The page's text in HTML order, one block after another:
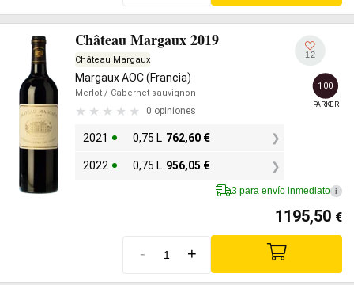
Château Margaux 2019
Château Margaux
Margaux AOC (Francia)
Merlot / Cabernet sauvignon
0 opiniones
2021 0,75 L 762,60 €
2022 0,75 L 956,05 €
12
100
PARKER
3 para envío inmediato i
1195,50 €
- +